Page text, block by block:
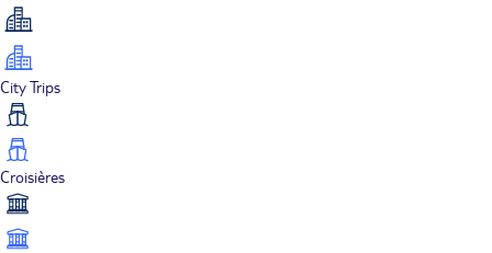
City Trips
Croisières